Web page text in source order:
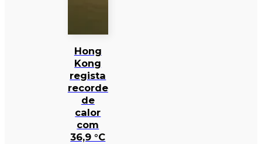
Hong
Kong
regista
recorde
de
calor
com
36,9 °C